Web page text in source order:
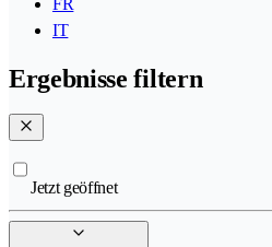
FR
IT
Ergebnisse filtern
Jetzt geöffnet